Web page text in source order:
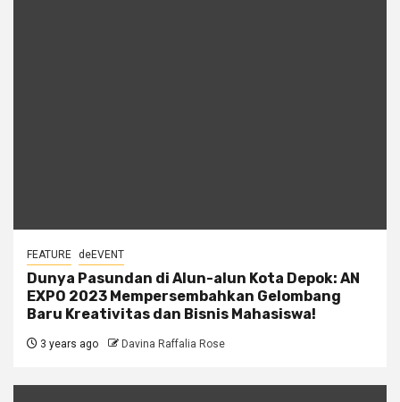
FEATURE deEVENT
Dunya Pasundan di Alun-alun Kota Depok: AN
EXPO 2023 Mempersembahkan Gelombang
Baru Kreativitas dan Bisnis Mahasiswa!
3 years ago Davina Raffalia Rose